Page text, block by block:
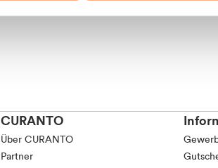
CURANTO
Über CURANTO
Partner